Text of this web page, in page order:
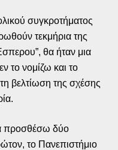
συγκροτήματος
τεκμήρια της
θα ήταν μια
το νομίζω και το
βελτίωση της σχέσης
προσθέσω δύο
το Πανεπιστήμιο